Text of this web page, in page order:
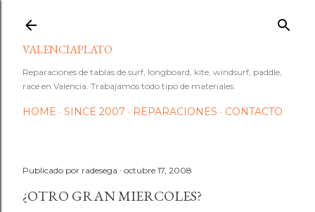
VALENCIAPLATO
Reparaciones de tablas de surf, longboard, kite, windsurf, paddle,
race en Valencia. Trabajamos todo tipo de materiales.
HOME SINCE 2007 REPARACIONES CONTACTO
Publicado por radesega octubre 17, 2008
¿OTRO GRAN MIERCOLES?